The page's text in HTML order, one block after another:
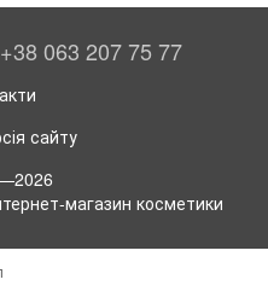
+38 063 207 75 77
сайту
магазин косметики